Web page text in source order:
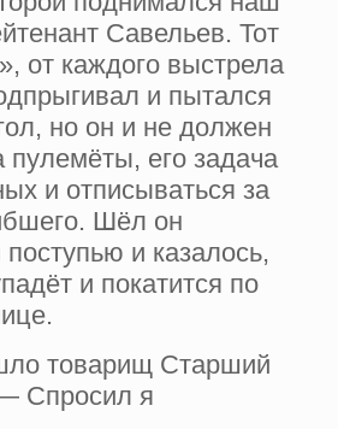
Савельев. Тот
от каждого выстрела
и пытался
но он и не должен
пулемёты, его задача
и отписываться за
Шёл он
и казалось,
и покатится по
товарищ Старший
Спросил я